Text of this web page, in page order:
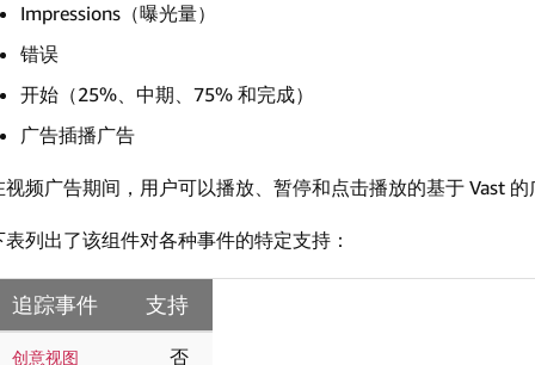
Impressions（曝光量）
错误
开始（25%、中期、75% 和完成）
广告插播广告
视频广告期间，用户可以播放、暂停和点击播放的基于 Vast 的
表列出了该组件对各种事件的特定支持：
追踪事件 支持
创意视图 否